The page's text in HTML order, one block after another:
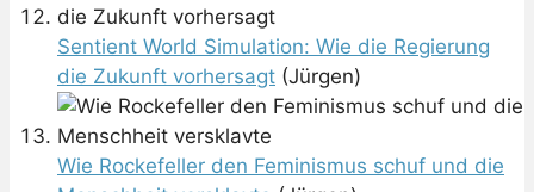
Sentient World Simulation: Wie die Regierung
die Zukunft vorhersagt (Jürgen)
Wie Rockefeller den Feminismus schuf und die